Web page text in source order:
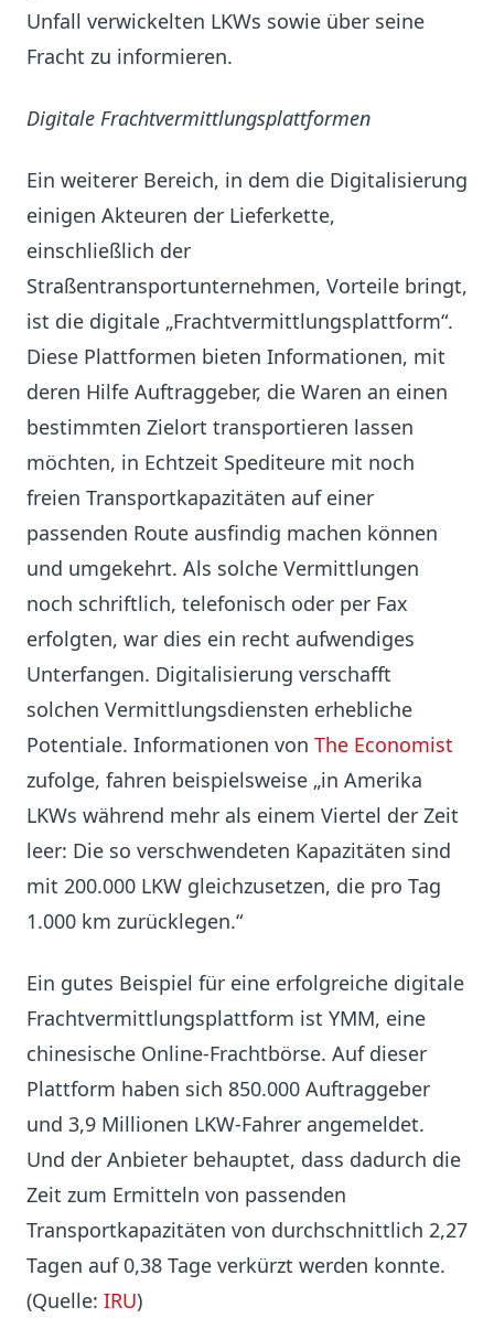
Unfall verwickelten LKWs sowie über seine
Fracht zu informieren.
Digitale Frachtvermittlungsplattformen
Ein weiterer Bereich, in dem die Digitalisierung
einigen Akteuren der Lieferkette,
einschließlich der
Straßentransportunternehmen, Vorteile bringt,
ist die digitale „Frachtvermittlungsplattform“.
Diese Plattformen bieten Informationen, mit
deren Hilfe Auftraggeber, die Waren an einen
bestimmten Zielort transportieren lassen
möchten, in Echtzeit Spediteure mit noch
freien Transportkapazitäten auf einer
passenden Route ausfindig machen können
und umgekehrt. Als solche Vermittlungen
noch schriftlich, telefonisch oder per Fax
erfolgten, war dies ein recht aufwendiges
Unterfangen. Digitalisierung verschafft
solchen Vermittlungsdiensten erhebliche
Potentiale. Informationen von The Economist
zufolge, fahren beispielsweise „in Amerika
LKWs während mehr als einem Viertel der Zeit
leer: Die so verschwendeten Kapazitäten sind
mit 200.000 LKW gleichzusetzen, die pro Tag
1.000 km zurücklegen.“
Ein gutes Beispiel für eine erfolgreiche digitale
Frachtvermittlungsplattform ist YMM, eine
chinesische Online-Frachtbörse. Auf dieser
Plattform haben sich 850.000 Auftraggeber
und 3,9 Millionen LKW-Fahrer angemeldet.
Und der Anbieter behauptet, dass dadurch die
Zeit zum Ermitteln von passenden
Transportkapazitäten von durchschnittlich 2,27
Tagen auf 0,38 Tage verkürzt werden konnte.
(Quelle: IRU)